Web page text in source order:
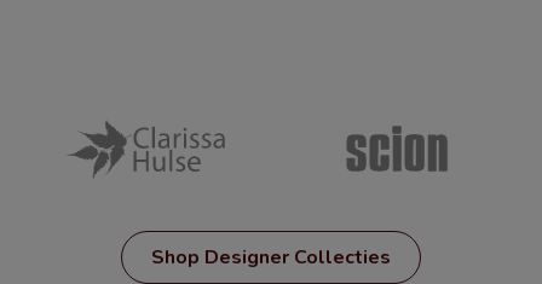
Shop Designer Collecties